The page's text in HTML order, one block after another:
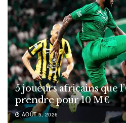
5 joueurs africains que
prendre pour 10 M€
AOÛT 5, 2026